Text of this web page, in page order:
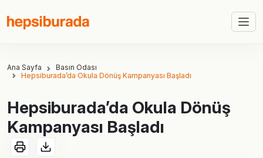
Ana Sayfa
Basın Odası
Hepsiburada’da Okula Dönüş Kampanyası Başladı
Hepsiburada’da Okula Dönüş
Kampanyası Başladı